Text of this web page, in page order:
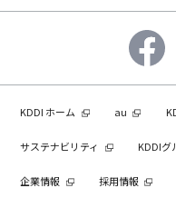
KDDI ホーム au
サステナビリティ KDDIグ
企業情報 採用情報